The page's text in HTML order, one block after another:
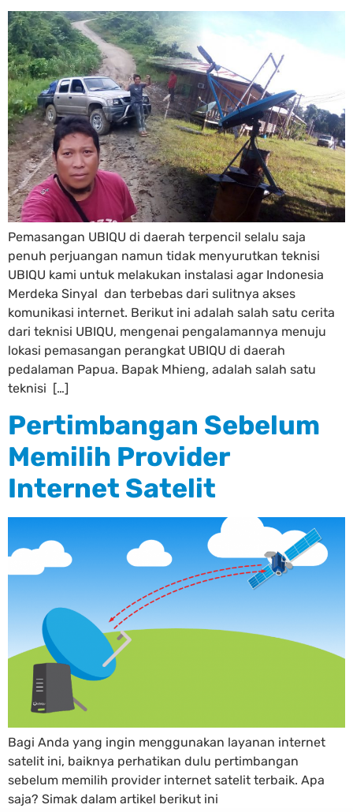
Pemasangan UBIQU di daerah terpencil selalu saja
penuh perjuangan namun tidak menyurutkan teknisi
UBIQU kami untuk melakukan instalasi agar Indonesia
Merdeka Sinyal dan terbebas dari sulitnya akses
komunikasi internet. Berikut ini adalah salah satu cerita
dari teknisi UBIQU, mengenai pengalamannya menuju
lokasi pemasangan perangkat UBIQU di daerah
pedalaman Papua. Bapak Mhieng, adalah salah satu
teknisi […]
Pertimbangan Sebelum
Memilih Provider
Internet Satelit
Bagi Anda yang ingin menggunakan layanan internet
satelit ini, baiknya perhatikan dulu pertimbangan
sebelum memilih provider internet satelit terbaik. Apa
saja? Simak dalam artikel berikut ini